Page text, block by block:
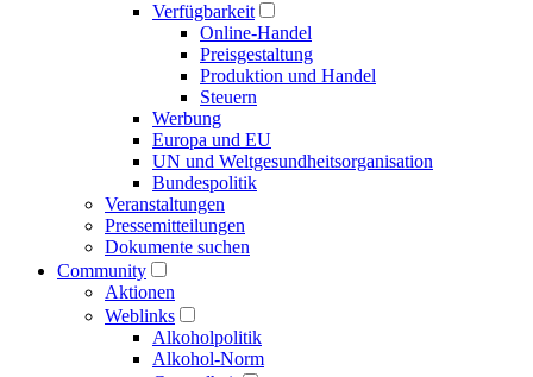
Verfügbarkeit
Online-Handel
Preisgestaltung
Produktion und Handel
Steuern
Werbung
Europa und EU
UN und Welt­gesundheits­organisation
Bundespolitik
Veranstaltungen
Presse­mitteilungen
Dokumente suchen
Community
Aktionen
Weblinks
Alkoholpolitik
Alkohol-Norm